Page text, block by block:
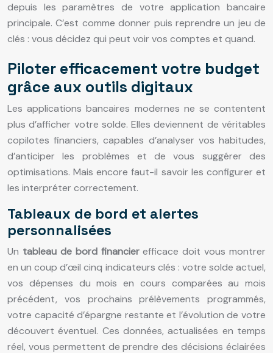
depuis les paramètres de votre application bancaire
principale. C’est comme donner puis reprendre un jeu de
clés : vous décidez qui peut voir vos comptes et quand.
Piloter efficacement votre budget
grâce aux outils digitaux
Les applications bancaires modernes ne se contentent
plus d’afficher votre solde. Elles deviennent de véritables
copilotes financiers, capables d’analyser vos habitudes,
d’anticiper les problèmes et de vous suggérer des
optimisations. Mais encore faut-il savoir les configurer et
les interpréter correctement.
Tableaux de bord et alertes
personnalisées
Un tableau de bord financierefficace doit vous montrer
en un coup d’œil cinq indicateurs clés : votre solde actuel,
vos dépenses du mois en cours comparées au mois
précédent, vos prochains prélèvements programmés,
votre capacité d’épargne restante et l’évolution de votre
découvert éventuel. Ces données, actualisées en temps
réel, vous permettent de prendre des décisions éclairées